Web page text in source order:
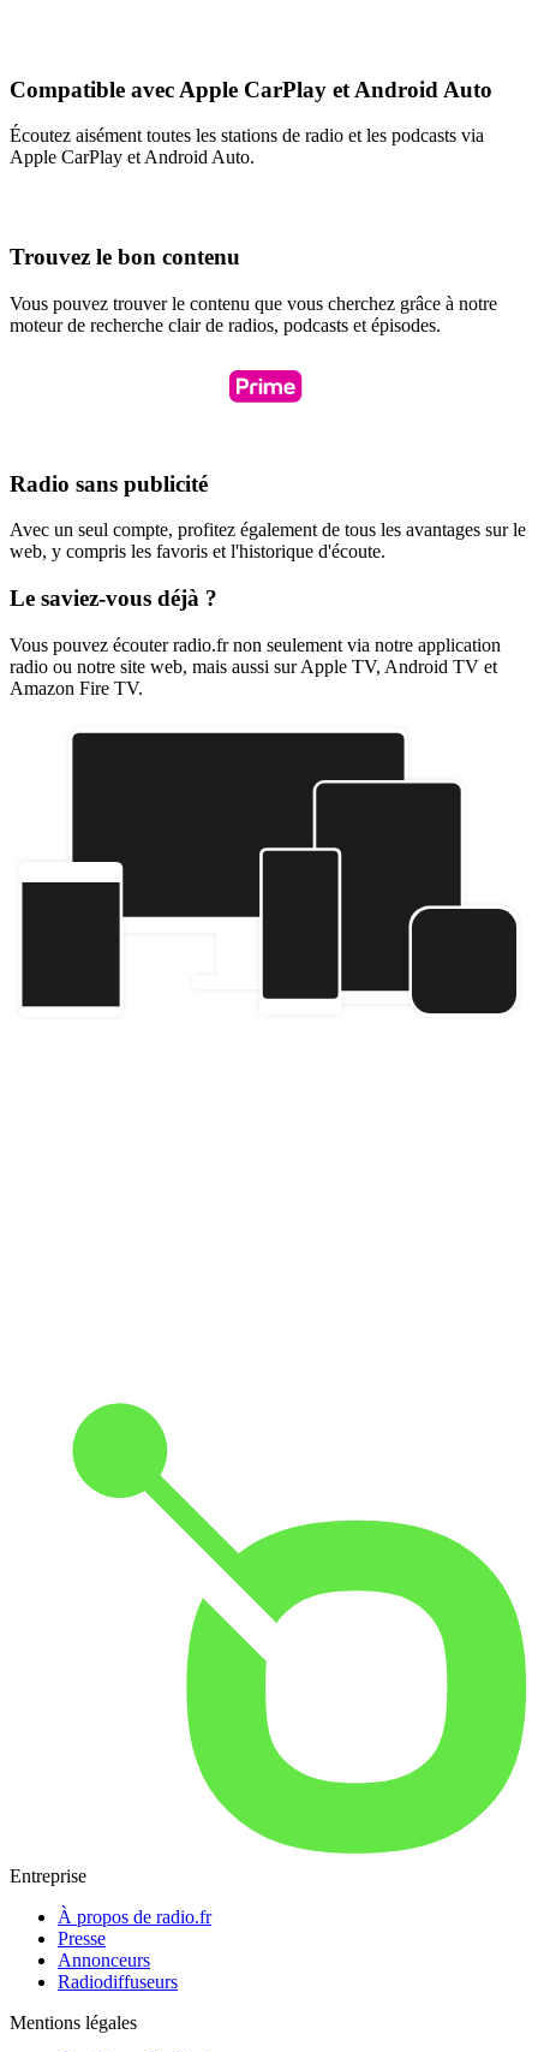
Compatible avec Apple CarPlay et Android Auto
Écoutez aisément toutes les stations de radio et les podcasts via
Apple CarPlay et Android Auto.
Trouvez le bon contenu
Vous pouvez trouver le contenu que vous cherchez grâce à notre
moteur de recherche clair de radios, podcasts et épisodes.
Radio sans publicité
Avec un seul compte, profitez également de tous les avantages sur le
web, y compris les favoris et l'historique d'écoute.
Le saviez-vous déjà ?
Vous pouvez écouter radio.fr non seulement via notre application
radio ou notre site web, mais aussi sur Apple TV, Android TV et
Amazon Fire TV.
Entreprise
À propos de radio.fr
Presse
Annonceurs
Radiodiffuseurs
Mentions légales